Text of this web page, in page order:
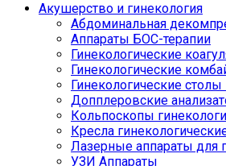
Акушерство и гинекология
Абдоминальная
Аппараты БОС-терапии
Гинекологические
Гинекологические
Гинекологические столы
Допплеровские
Кольпоскопы
Кресла
Лазерные аппараты для
УЗИ Аппараты